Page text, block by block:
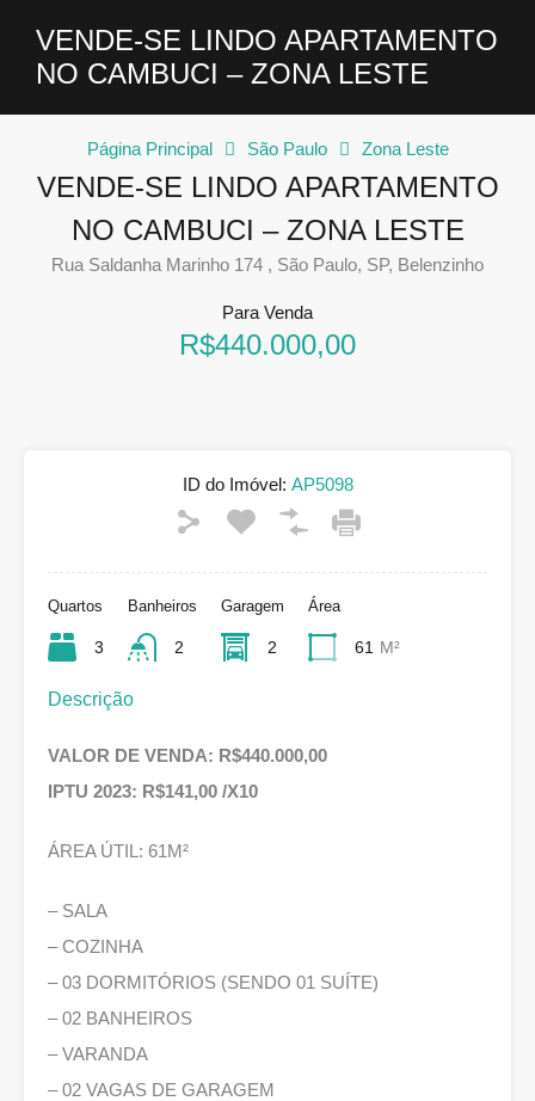
VENDE-SE LINDO APARTAMENTO
NO CAMBUCI – ZONA LESTE
Página Principal São Paulo Zona Leste
VENDE-SE LINDO APARTAMENTO
NO CAMBUCI – ZONA LESTE
Rua Saldanha Marinho 174 , São Paulo, SP, Belenzinho
Para Venda
R$440.000,00
ID do Imóvel: AP5098
Quartos
3
Banheiros
2
Garagem
2
Área
61 M²
Descrição
VALOR DE VENDA: R$440.000,00
IPTU 2023: R$141,00 /X10
ÁREA ÚTIL: 61M²
– SALA
– COZINHA
– 03 DORMITÓRIOS (SENDO 01 SUÍTE)
– 02 BANHEIROS
– VARANDA
– 02 VAGAS DE GARAGEM